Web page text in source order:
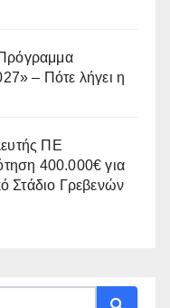
Πρόγραμμα
– Πότε λήγει η
ΠΕ
400.000€ για
Στάδιο Γρεβενών